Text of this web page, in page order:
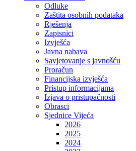
Odluke
Zaštita osobnih podataka
Rješenja
Zapisnici
Izvješća
Javna nabava
Savjetovanje s javnošću
Proračun
Financijska izvješća
Pristup informacijama
Izjava o pristupačnosti
Obrasci
Sjednice Vijeća
2026
2025
2024